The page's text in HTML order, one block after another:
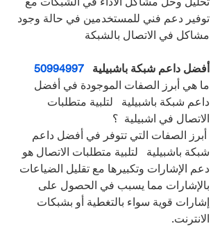
توفير دعم فني للمستخدمين في حالة وجود
مشاكل في الاتصال بالشبكة
أفضل داعم شبكة باشبيلية 50994997
ما هي أبرز الصفات الموجودة في أفضل
داعم شبكة باشبيلية   لتلبية متطلبات
الاتصال في اشبيلية  ؟
أبرز الصفات التي تتوفر في أفضل داعم
شبكة باشبيلية   لتلبية متطلبات الاتصال هو
دعم الإشارات وتكبيرها مع تقليل الضياعات
بالإشارات مما يسبب في الحصول على
إشارات قوية سواء بالتغطية أو بشبكات
الانترنت.